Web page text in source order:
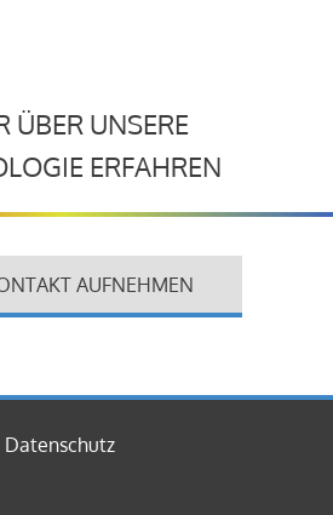
ÜBER UNSERE
ERFAHREN
AUFNEHMEN
Datenschutz